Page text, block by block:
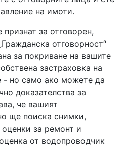
на имоти.
за отговорен,
отговорност“
за покриване на вашите
застраховка на
но само ако можете да
доказателства за
че вашият
ще поиска снимки,
за ремонт и
от водопроводчик